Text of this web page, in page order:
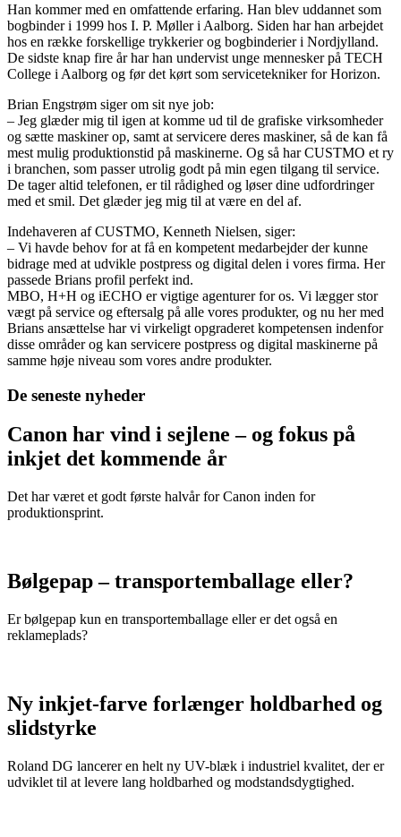
Han kommer med en omfattende erfaring. Han blev uddannet som
bogbinder i 1999 hos I. P. Møller i Aalborg. Siden har han arbejdet
hos en række forskellige trykkerier og bogbinderier i Nordjylland.
De sidste knap fire år har han undervist unge mennesker på TECH
College i Aalborg og før det kørt som servicetekniker for Horizon.
Brian Engstrøm siger om sit nye job:
– Jeg glæder mig til igen at komme ud til de grafiske virksomheder
og sætte maskiner op, samt at servicere deres maskiner, så de kan få
mest mulig produktionstid på maskinerne. Og så har CUSTMO et ry
i branchen, som passer utrolig godt på min egen tilgang til service.
De tager altid telefonen, er til rådighed og løser dine udfordringer
med et smil. Det glæder jeg mig til at være en del af.
Indehaveren af CUSTMO, Kenneth Nielsen, siger:
– Vi havde behov for at få en kompetent medarbejder der kunne
bidrage med at udvikle postpress og digital delen i vores firma. Her
passede Brians profil perfekt ind.
MBO, H+H og iECHO er vigtige agenturer for os. Vi lægger stor
vægt på service og eftersalg på alle vores produkter, og nu her med
Brians ansættelse har vi virkeligt opgraderet kompetensen indenfor
disse områder og kan servicere postpress og digital maskinerne på
samme høje niveau som vores andre produkter.
De seneste nyheder
Canon har vind i sejlene – og fokus på
inkjet det kommende år
Det har været et godt første halvår for Canon inden for
produktionsprint.
Bølgepap – transportemballage eller?
Er bølgepap kun en transportemballage eller er det også en
reklameplads?
Ny inkjet-farve forlænger holdbarhed og
slidstyrke
Roland DG lancerer en helt ny UV-blæk i industriel kvalitet, der er
udviklet til at levere lang holdbarhed og modstandsdygtighed.